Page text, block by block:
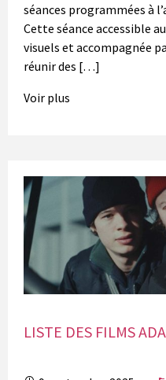
séances programmées à
Cette séance accessible
visuels et accompagnée
réunir des […]
Voir plus
LISTE DES FILMS